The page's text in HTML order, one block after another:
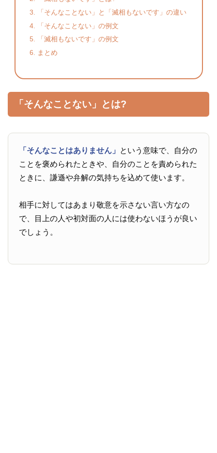
「そんなことない」と「滅相もないです」の違い
「そんなことない」の例文
「滅相もないです」の例文
まとめ
「そんなことない」とは?
「そんなことはありません」 という意味で、自分の
ことを褒められたときや、自分のことを責められた
ときに、謙遜や弁解の気持ちを込めて使います。
相手に対してはあまり敬意を示さない言い方なの
で、目上の人や初対面の人には使わないほうが良い
でしょう。